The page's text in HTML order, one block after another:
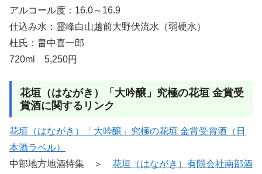
アルコール度：16.0～16.9
仕込み水：霊峰白山越前大野伏流水（弱硬水）
杜氏：畠中喜一郎
720ml 5,250円
花垣（はながき）「大吟醸」究極の花垣 金賞受
賞酒に関するリンク
花垣（はながき）「大吟醸」究極の花垣 金賞受賞酒（日
本酒ラベル）
中部地方地酒特集 ＞ 花垣（はながき）有限会社南部酒